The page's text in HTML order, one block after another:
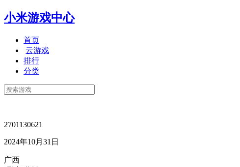
小米游戏中心
首页
云游戏
排行
分类
2701130621
2024年10月31日
广西